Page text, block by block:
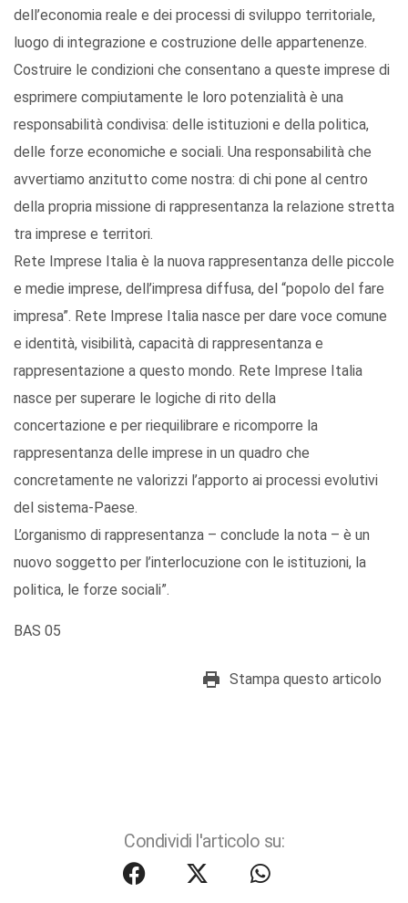
dell’economia reale e dei processi di sviluppo territoriale,
luogo di integrazione e costruzione delle appartenenze.
Costruire le condizioni che consentano a queste imprese di
esprimere compiutamente le loro potenzialità è una
responsabilità condivisa: delle istituzioni e della politica,
delle forze economiche e sociali. Una responsabilità che
avvertiamo anzitutto come nostra: di chi pone al centro
della propria missione di rappresentanza la relazione stretta
tra imprese e territori.
Rete Imprese Italia è la nuova rappresentanza delle piccole
e medie imprese, dell’impresa diffusa, del “popolo del fare
impresa”. Rete Imprese Italia nasce per dare voce comune
e identità, visibilità, capacità di rappresentanza e
rappresentazione a questo mondo. Rete Imprese Italia
nasce per superare le logiche di rito della
concertazione e per riequilibrare e ricomporre la
rappresentanza delle imprese in un quadro che
concretamente ne valorizzi l’apporto ai processi evolutivi
del sistema-Paese.
L’organismo di rappresentanza – conclude la nota – è un
nuovo soggetto per l’interlocuzione con le istituzioni, la
politica, le forze sociali”.
BAS 05
Stampa questo articolo
Condividi l'articolo su: